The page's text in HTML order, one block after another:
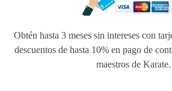
Obtén hasta 3 meses sin intereses con
descuentos de hasta 10% en pago de
maestros de Karate.